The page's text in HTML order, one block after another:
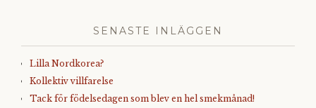
SENASTE INLÄGGEN
Lilla Nordkorea?
Kollektiv villfarelse
Tack för födelsedagen som blev en hel smekmånad!